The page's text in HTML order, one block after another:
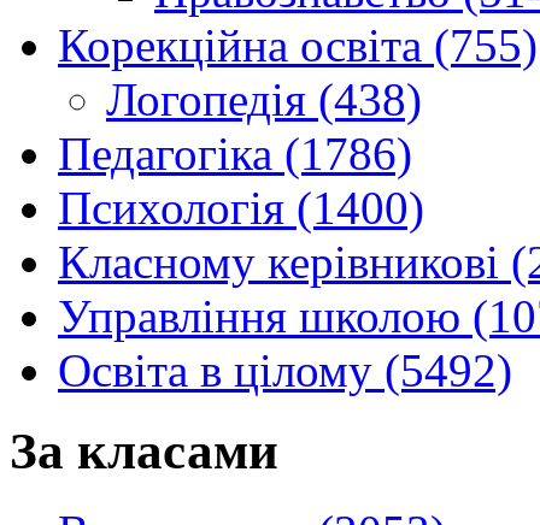
Корекційна освіта (755)
Логопедія (438)
Педагогіка (1786)
Психологія (1400)
Класному керівникові
Управління школою
Освіта в цілому (5492)
За класами